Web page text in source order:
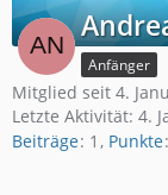
Anfänger
Mitglied seit 4.
Letzte Aktivität: 4.
Beiträge 1 Punkte